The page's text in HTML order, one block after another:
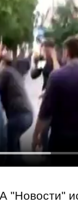
"Новости"